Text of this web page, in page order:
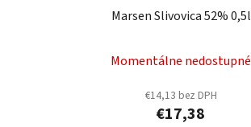
Marsen Slivovica 52% 0,5l
Momentálne nedostupné
€14,13 bez DPH
€17,38